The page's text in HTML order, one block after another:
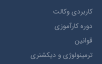
کاربردی وکالت
دوره کارآموزی
قوانین
ترمينولوژي و ديکشنري